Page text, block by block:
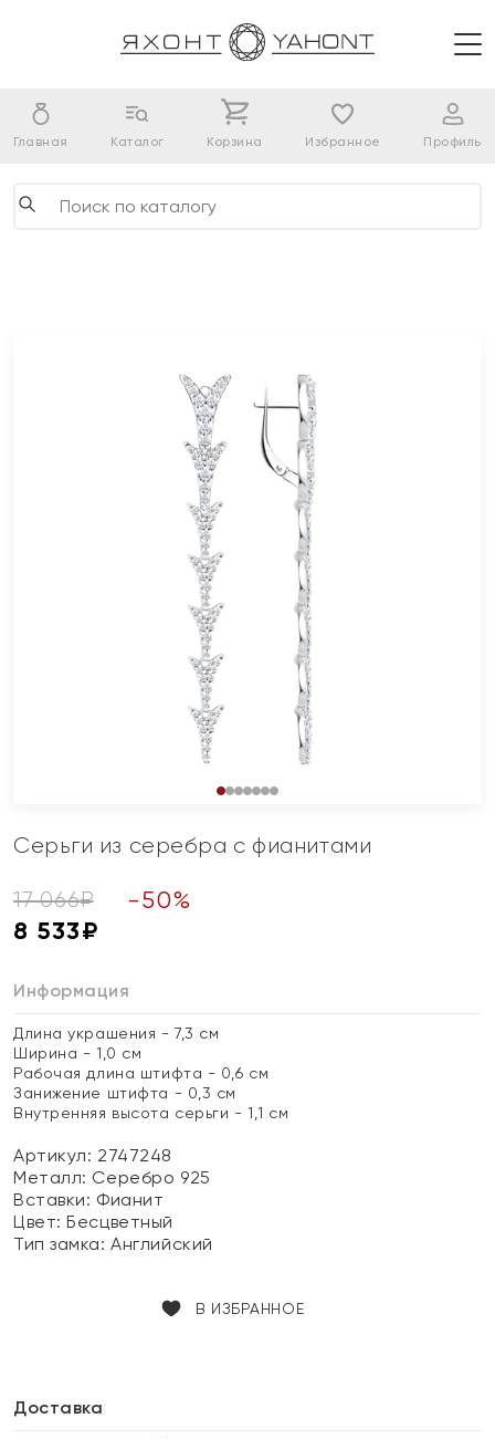
Главная Каталог Корзина Избранное Профиль
Серьги из серебра с фианитами
17 066₽ -50%
8 533₽
Информация
Длина украшения - 7,3 см
Ширина - 1,0 см
Рабочая длина штифта - 0,6 см
Занижение штифта - 0,3 см
Внутренняя высота серьги - 1,1 см
Артикул: 2747248
Металл: Серебро 925
Вставки: Фианит
Цвет:Бесцветный
Тип замка:Английский
В ИЗБРАННОЕ
Доставка